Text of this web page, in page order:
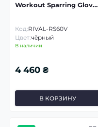
Workout Sparring Gloves
Код:RIVAL-RS60V
Цвет:чёрный
В наличии
4 460 ₴
В КОРЗИНУ